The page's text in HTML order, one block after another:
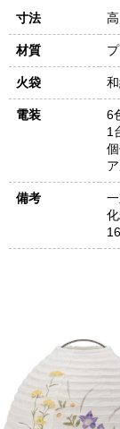
寸法
材質
火袋
電装
6
1
備考